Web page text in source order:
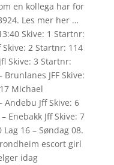
en kollega har for
Les mer her …
Skive: 1 Startnr:
Skive: 2 Startnr: 114
Skive: 3 Startnr:
JFF Skive:
Michael
Andebu Jff Skive: 6
Enebakk Jff Skive: 7
16 – Søndag 08.
escort girl
idag